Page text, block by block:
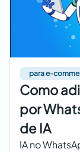
para e-
Como
por
de IA
IA no